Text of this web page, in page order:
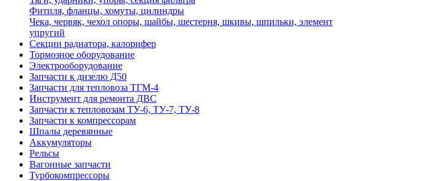
Фитиля, фланцы, хомуты, цилиндры
Чека, червяк, чехол опоры, шайбы, шестерня, шкивы, шпильки, элемент
упругий
Секции радиатора, калорифер
Тормозное оборудование
Электрооборудование
Запчасти к дизелю Д50
Запчасти для тепловоза ТГМ-4
Инструмент для ремонта ДВС
Запчасти к тепловозам ТУ-6, ТУ-7, ТУ-8
Запчасти к компрессорам
Шпалы деревянные
Аккумуляторы
Рельсы
Вагонные запчасти
Турбокомпрессоры